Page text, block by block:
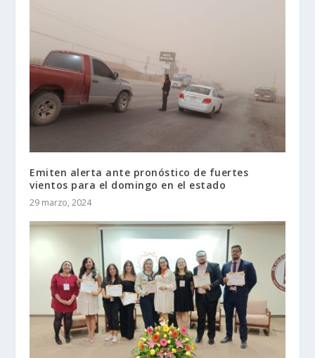
Emiten alerta ante pronóstico de fuertes
vientos para el domingo en el estado
29 marzo, 2024